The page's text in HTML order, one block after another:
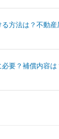
方法は？不動
要？補償内容